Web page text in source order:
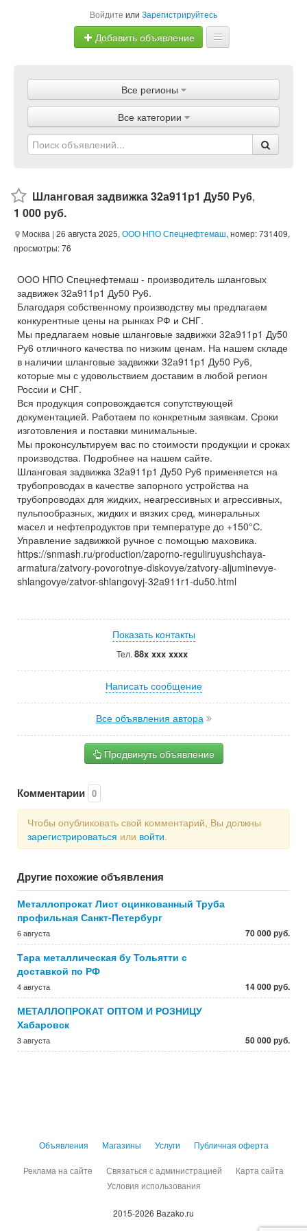
Войдите или Зарегистрируйтесь
Добавить объявление
Объявления
Магазины
Услуги
Все регионы
Все категории
Шланговая задвижка 32а911р1 Ду50 Ру6,
1 000 руб.
Москва | 26 августа 2025, ООО НПО Спецнефтемаш, номер: 731409,
просмотры: 76
ООО НПО Спецнефтемаш - производитель шланговых
задвижек 32а911р1 Ду50 Ру6.
Благодаря собственному производству мы предлагаем
конкурентные цены на рынках РФ и СНГ.
Мы предлагаем новые шланговые задвижки 32а911р1 Ду50
Ру6 отличного качества по низким ценам. На нашем складе
в наличии шланговые задвижки 32а911р1 Ду50 Ру6,
которые мы с удовольствием доставим в любой регион
России и СНГ.
Вся продукция сопровождается сопутствующей
документацией. Работаем по конкретным заявкам. Сроки
изготовления и поставки минимальные.
Мы проконсультируем вас по стоимости продукции и сроках
производства. Подробнее на нашем сайте.
Шланговая задвижка 32а911р1 Ду50 Ру6 применяется на
трубопроводах в качестве запорного устройства на
трубопроводах для жидких, неагрессивных и агрессивных,
пульпообразных, жидких и вязких сред, минеральных
масел и нефтепродуктов при температуре до +150°С.
Управление задвижкой ручное с помощью маховика.
https://snmash.ru/production/zaporno-reguliruyushchaya-
armatura/zatvory-povorotnye-diskovye/zatvory-aljuminevye-
shlangovye/zatvor-shlangovyj-32a911r1-du50.html
Показать контакты
Тел. 88x xxx xxxx
Написать сообщение
Все объявления автора
Продвинуть объявление
Комментарии 0
Чтобы опубликовать свой комментарий, Вы должны
зарегистрироваться или войти.
Другие похожие объявления
Металлопрокат Лист оцинкованный Труба
профильная Санкт-Петербург
6 августа 70 000 руб.
Тара металлическая бу Тольятти с
доставкой по РФ
4 августа 14 000 руб.
МЕТАЛЛОПРОКАТ ОПТОМ И РОЗНИЦУ
Хабаровск
3 августа 50 000 руб.
Объявления Магазины Услуги Публичная оферта
Реклама на сайте Связаться с администрацией
Карта сайта
Условия использования
2015-2026 Bazako.ru